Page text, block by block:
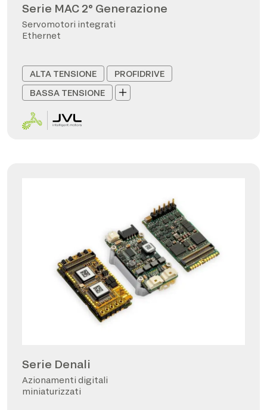
Serie MAC 2° Generazione
Servomotori integrati
Ethernet
ALTA TENSIONE
PROFIDRIVE
BASSA TENSIONE
Serie Denali
Azionamenti digitali
miniaturizzati